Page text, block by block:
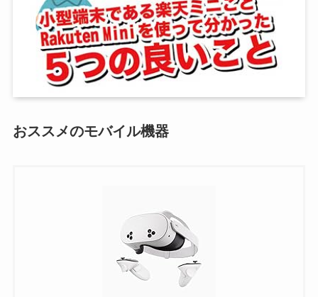
おススメのモバイル機器